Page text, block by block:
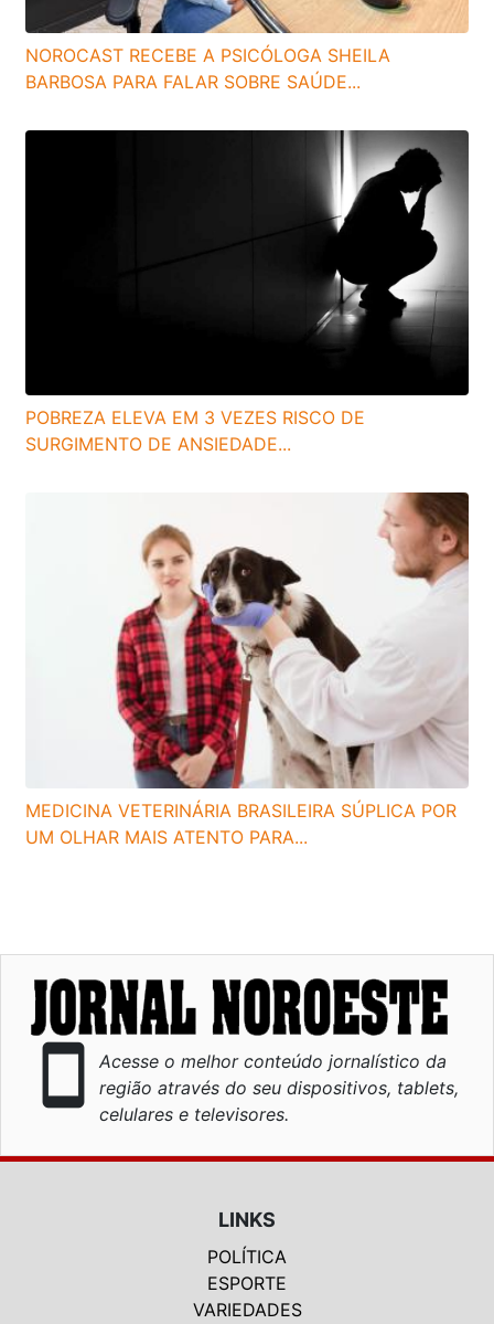
NOROCAST RECEBE A PSICÓLOGA SHEILA
BARBOSA PARA FALAR SOBRE SAÚDE...
POBREZA ELEVA EM 3 VEZES RISCO DE
SURGIMENTO DE ANSIEDADE...
MEDICINA VETERINÁRIA BRASILEIRA SÚPLICA POR
UM OLHAR MAIS ATENTO PARA...
smartphone
Acesse o melhor conteúdo jornalístico da
região através do seu dispositivos, tablets,
celulares e televisores.
LINKS
POLÍTICA
ESPORTE
VARIEDADES